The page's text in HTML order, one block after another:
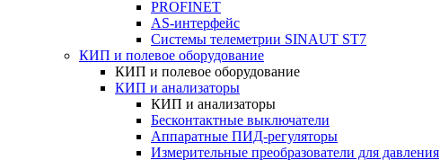
PROFINET
AS-интерфейс
Системы телеметрии SINAUT ST7
КИП и полевое оборудование
КИП и полевое оборудование
КИП и анализаторы
КИП и анализаторы
Бесконтактные выключатели
Аппаратные ПИД-регуляторы
Измерительные преобразователи для давления